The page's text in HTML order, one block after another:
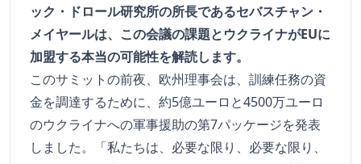
ック・ドロール研究所の所長であるセバスチャン・
メイヤールは、この会議の課題とウクライナがEUに
加盟する本当の可能性を解読します。
このサミットの前夜、欧州理事会は、訓練任務の資
金を調達するために、約5億ユーロと4500万ユーロ
のウクライナへの軍事援助の第7パッケージを発表
しました。「私たちは、必要な限り、必要な限り、